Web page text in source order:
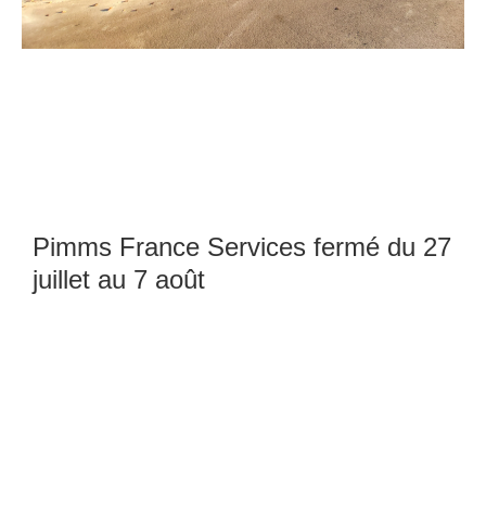
Pimms France Services fermé du 27
juillet au 7 août